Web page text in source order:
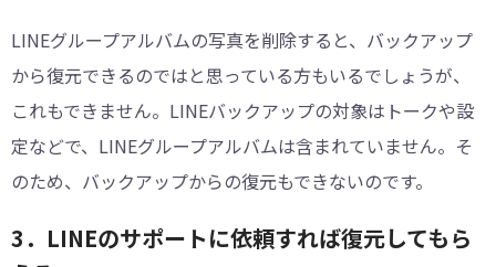
LINEグループアルバムの写真を削除すると、バックアップ
から復元できるのではと思っている方もいるでしょうが、
これもできません。LINEバックアップの対象はトークや設
定などで、LINEグループアルバムは含まれていません。そ
のため、バックアップからの復元もできないのです。
3．LINEのサポートに依頼すれば復元してもら